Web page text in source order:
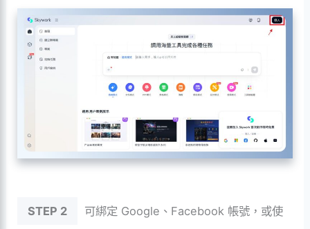
STEP 2 可綁定 Google、Facebook 帳號，或使